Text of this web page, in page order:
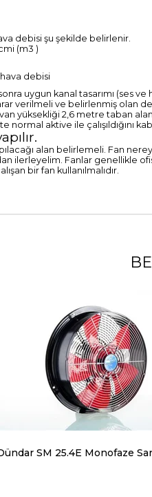
debisi şu şekilde belirlenir.
(m3 )
hava debisi
kanal tasarımı (ses ve
verilmeli ve belirlenmiş olan
yüksekliği 2,6 metre taban
normal aktive ile çalışıldığını
alan belirlemeli. Fan
ilerleyelim. Fanlar
bir fan kullanılmalıdır.